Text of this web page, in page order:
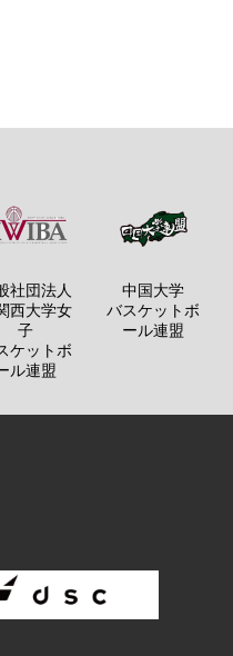
社団法人
西大学女
子
ケットボ
ル連盟
中国大学
バスケットボ
ール連盟